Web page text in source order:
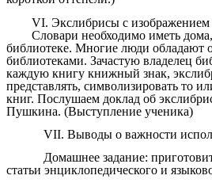
VI. Экслибрисы с
Словари необходимо иметь
библиотеке. Многие люди
библиотеками. Зачастую владелец
каждую книгу книжный знак,
представлять, символизировать то
книг. Послушаем доклад об
Пушкина. (Выступление ученика)
VII. Выводы о важности
Домашнее задание:
статьи энциклопедического и